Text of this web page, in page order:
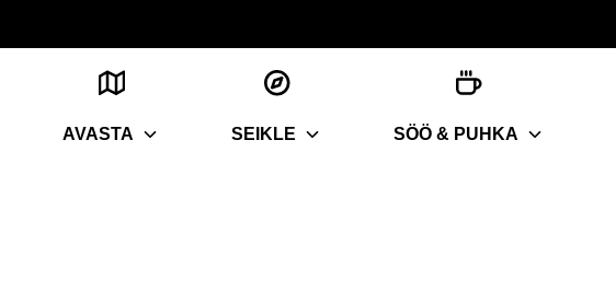
AVASTA SEIKLE SÖÖ & PUHKA